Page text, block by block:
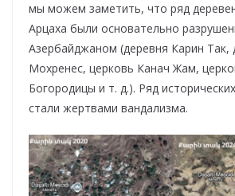
мы можем заметить, что ряд
Арцаха были основательно
Азербайджаном (деревня Карин Так,
Мохренес, церковь Канач Жам,
Богородицы и т. д.). Ряд
стали жертвами вандализма.